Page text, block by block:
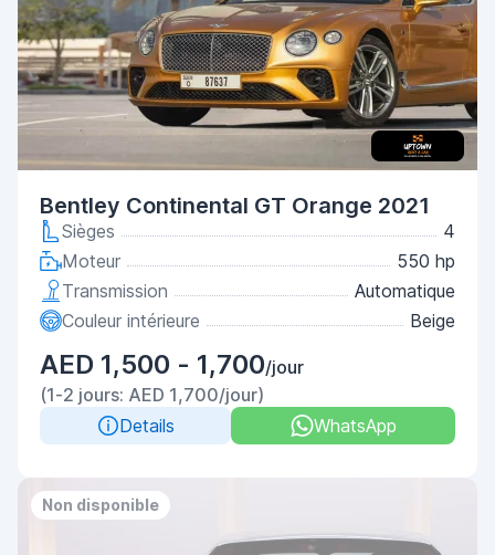
Bentley Continental GT Orange 2021
Sièges
4
Moteur
550 hp
Transmission
Automatique
Couleur intérieure
Beige
AED 1,500 - 1,700/jour
(1-2 jours: AED 1,700/jour)
Details
WhatsApp
Non disponible